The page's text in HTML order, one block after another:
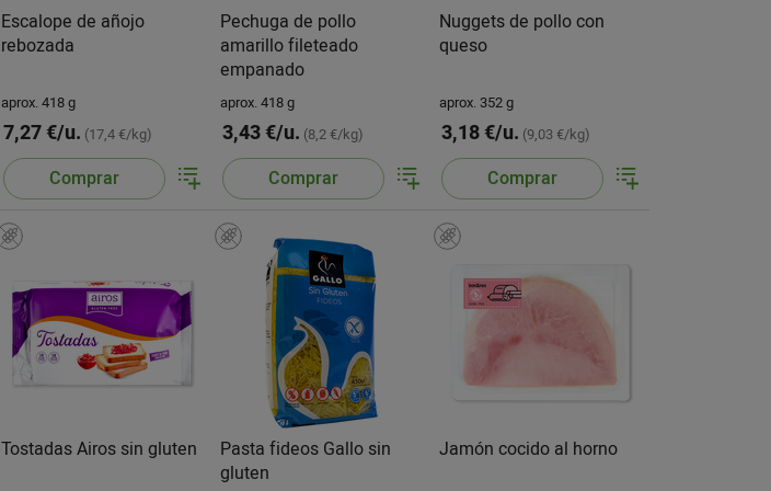
Escalope de añojo
rebozada
aprox. 418 g
7,27 €/u. (17,4 €/kg)
Comprar
Pechuga de pollo
amarillo fileteado
empanado
aprox. 418 g
3,43 €/u. (8,2 €/kg)
Comprar
Nuggets de pollo con
queso
aprox. 352 g
3,18 €/u. (9,03 €/kg)
Comprar
Tostadas Airos sin gluten
Pasta fideos Gallo sin
gluten
Jamón cocido al horno